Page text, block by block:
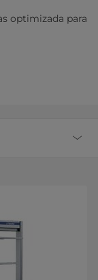
optimizada para